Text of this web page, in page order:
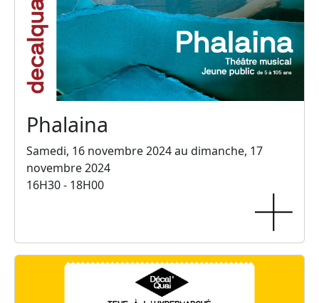
Phalaina
Samedi, 16 novembre 2024 au dimanche, 17
novembre 2024
16H30 - 18H00